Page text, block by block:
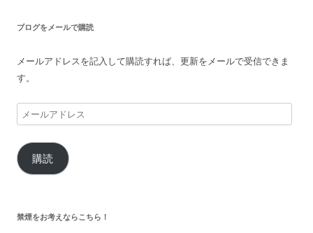
ブログをメールで購読
メールアドレスを記入して購読すれば、更新をメールで受信できま
す。
メ
ー
ル
ア
ス
購読
禁煙をお考えならこちら！